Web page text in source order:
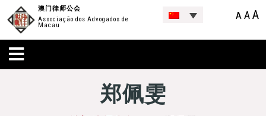
澳门律师公会
Associação dos Advogados de
Macau
A AA
郑佩雯